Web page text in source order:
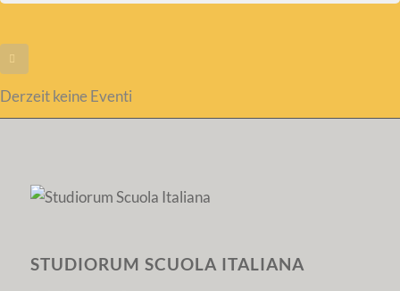
Derzeit keine Eventi
STUDIORUM SCUOLA ITALIANA